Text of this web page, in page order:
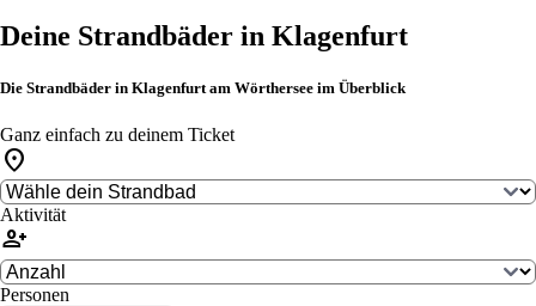
Deine Strandbäder in Klagenfurt
Die Strandbäder in Klagenfurt am Wörthersee im Überblick
Ganz einfach zu deinem Ticket
location_on
Aktivität
person_add
Personen